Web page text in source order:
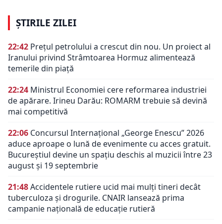
ȘTIRILE ZILEI
22:42 Prețul petrolului a crescut din nou. Un proiect al
Iranului privind Strâmtoarea Hormuz alimentează
temerile din piață
22:24 Ministrul Economiei cere reformarea industriei
de apărare. Irineu Darău: ROMARM trebuie să devină
mai competitivă
22:06 Concursul Internațional „George Enescu” 2026
aduce aproape o lună de evenimente cu acces gratuit.
Bucureștiul devine un spațiu deschis al muzicii între 23
august și 19 septembrie
21:48Accidentele rutiere ucid mai mulți tineri decât
tuberculoza și drogurile. CNAIR lansează prima
campanie națională de educație rutieră